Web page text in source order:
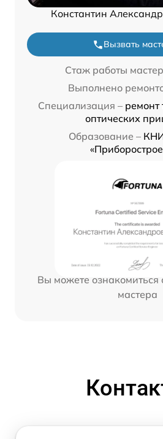
Константин
Вызвать
Стаж работы
Выполнено
Специализация – ремонт
оптических
Образование –
Вы можете ознакомиться
мастера